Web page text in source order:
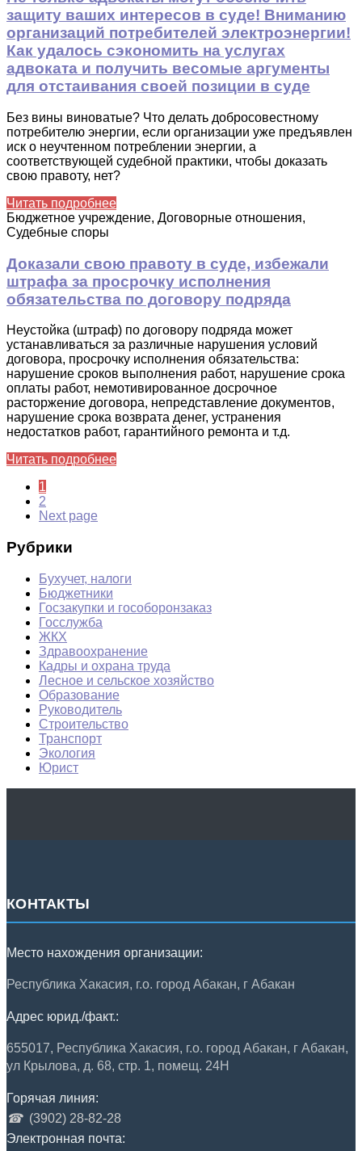
защиту ваших интересов в суде! Вниманию
организаций потребителей электроэнергии!
Как удалось сэкономить на услугах
адвоката и получить весомые аргументы
для отстаивания своей позиции в суде
Без вины виноватые? Что делать добросовестному
потребителю энергии, если организации уже предъявлен
иск о неучтенном потреблении энергии, а
соответствующей судебной практики, чтобы доказать
свою правоту, нет?
Читать подробнее
Бюджетное учреждение, Договорные отношения,
Судебные споры
Доказали свою правоту в суде, избежали
штрафа за просрочку исполнения
обязательства по договору подряда
Неустойка (штраф) по договору подряда может
устанавливаться за различные нарушения условий
договора, просрочку исполнения обязательства:
нарушение сроков выполнения работ, нарушение срока
оплаты работ, немотивированное досрочное
расторжение договора, непредставление документов,
нарушение срока возврата денег, устранения
недостатков работ, гарантийного ремонта и т.д.
Читать подробнее
1
2
Next page
Рубрики
Бухучет, налоги
Бюджетники
Госзакупки и гособоронзаказ
Госслужба
ЖКХ
Здравоохранение
Кадры и охрана труда
Лесное и сельское хозяйство
Образование
Руководитель
Строительство
Транспорт
Экология
Юрист
КОНТАКТЫ
Место нахождения организации:
Республика Хакасия, г.о. город Абакан, г Абакан
Адрес юрид./факт.:
655017, Республика Хакасия, г.о. город Абакан, г Абакан,
ул Крылова, д. 68, стр. 1, помещ. 24Н
Горячая линия:
☎ (3902) 28-82-28
Электронная почта: